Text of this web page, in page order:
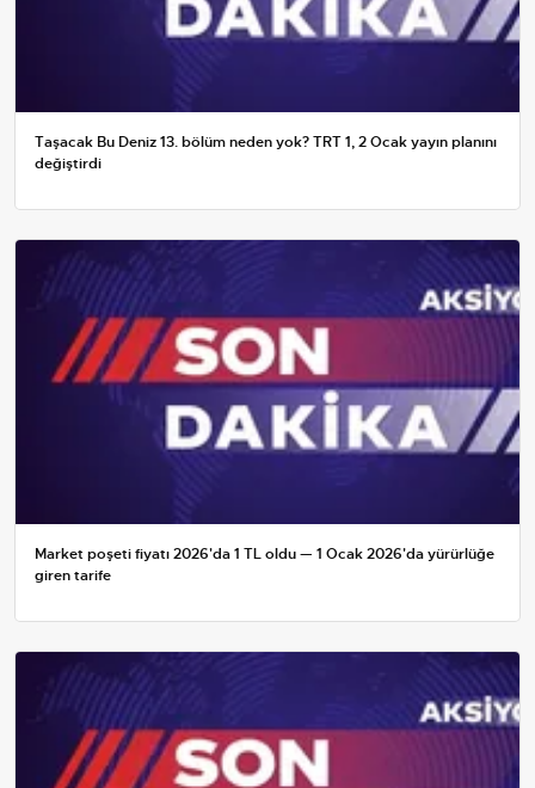
Taşacak Bu Deniz 13. bölüm neden yok? TRT 1, 2 Ocak yayın planını
değiştirdi
Market poşeti fiyatı 2026'da 1 TL oldu — 1 Ocak 2026'da yürürlüğe
giren tarife